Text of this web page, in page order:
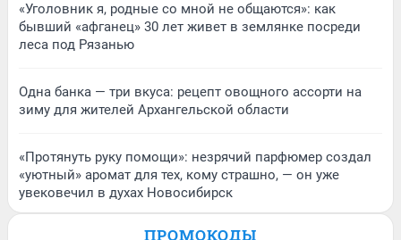
«Уголовник я, родные со мной не общаются»: как
бывший «афганец» 30 лет живет в землянке посреди
леса под Рязанью
Одна банка — три вкуса: рецепт овощного ассорти на
зиму для жителей Архангельской области
«Протянуть руку помощи»: незрячий парфюмер создал
«уютный» аромат для тех, кому страшно, — он уже
увековечил в духах Новосибирск
ПРОМОКОДЫ